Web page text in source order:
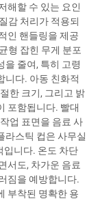
해할 수 있는 요인
감 처리가 적용되
인 핸들링을 제공
형 잡힌 무게 분포
을 줄여, 특히 고령
니다. 아동 친화적
한 크기, 그리고 밝
포함됩니다. 빨대
업 표면을 음료 사
라스틱 컵은 사무실
입니다. 온도 차단
서도, 차가운 음료
짐을 예방합니다.
부착된 명확한 용